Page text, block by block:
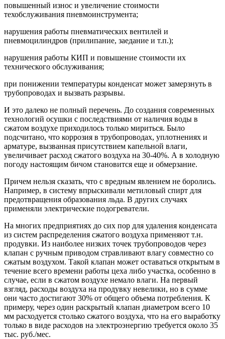
повышенный износ и увеличение стоимости
техобслуживания пневмоинструмента;
нарушения работы пневматических вентилей и
пневмоцилиндров (прилипание, заедание и т.п.);
нарушения работы КИП и повышение стоимости их
технического обслуживания;
при понижении температуры конденсат может замерзнуть в
трубопроводах и вызвать разрывы.
И это далеко не полный перечень. До создания современных
технологий осушки с последствиями от наличия воды в
сжатом воздухе приходилось только мириться. Было
подсчитано, что коррозия в трубопроводах, уплотнениях и
арматуре, вызванная присутствием капельной влаги,
увеличивает расход сжатого воздуха на 30-40%. А в холодную
погоду настоящим бичом становится еще и обмерзание.
Причем нельзя сказать, что с вредным явлением не боролись.
Например, в систему впрыскивали метиловый спирт для
предотвращения образования льда. В других случаях
применяли электрические подогреватели.
На многих предприятиях до сих пор для удаления конденсата
из систем распределения сжатого воздуха применяют т.н.
продувки. Из наиболее низких точек трубопроводов через
клапан с ручным приводом стравливают влагу совместно со
сжатым воздухом. Такой клапан может оставаться открытым в
течение всего времени работы цеха либо участка, особенно в
случае, если в сжатом воздухе немало влаги. На первый
взгляд, расходы воздуха на продувку невелики, но в сумме
они часто достигают 30% от общего объема потребления. К
примеру, через один раскрытый клапан диаметром всего 10
мм расходуется столько сжатого воздуха, что на его выработку
только в виде расходов на электроэнергию требуется около 35
тыс. руб./мес.